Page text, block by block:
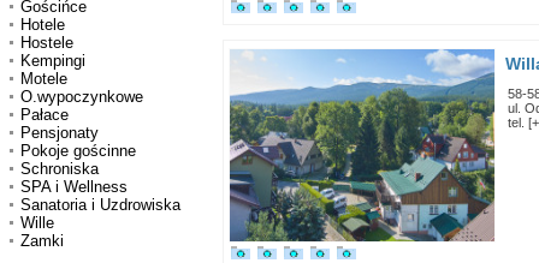
Gościńce
Hotele
Hostele
Kempingi
Motele
O.wypoczynkowe
Pałace
Pensjonaty
Pokoje gościnne
Schroniska
SPA i Wellness
Sanatoria i Uzdrowiska
Wille
Zamki
58-
ul.
tel.